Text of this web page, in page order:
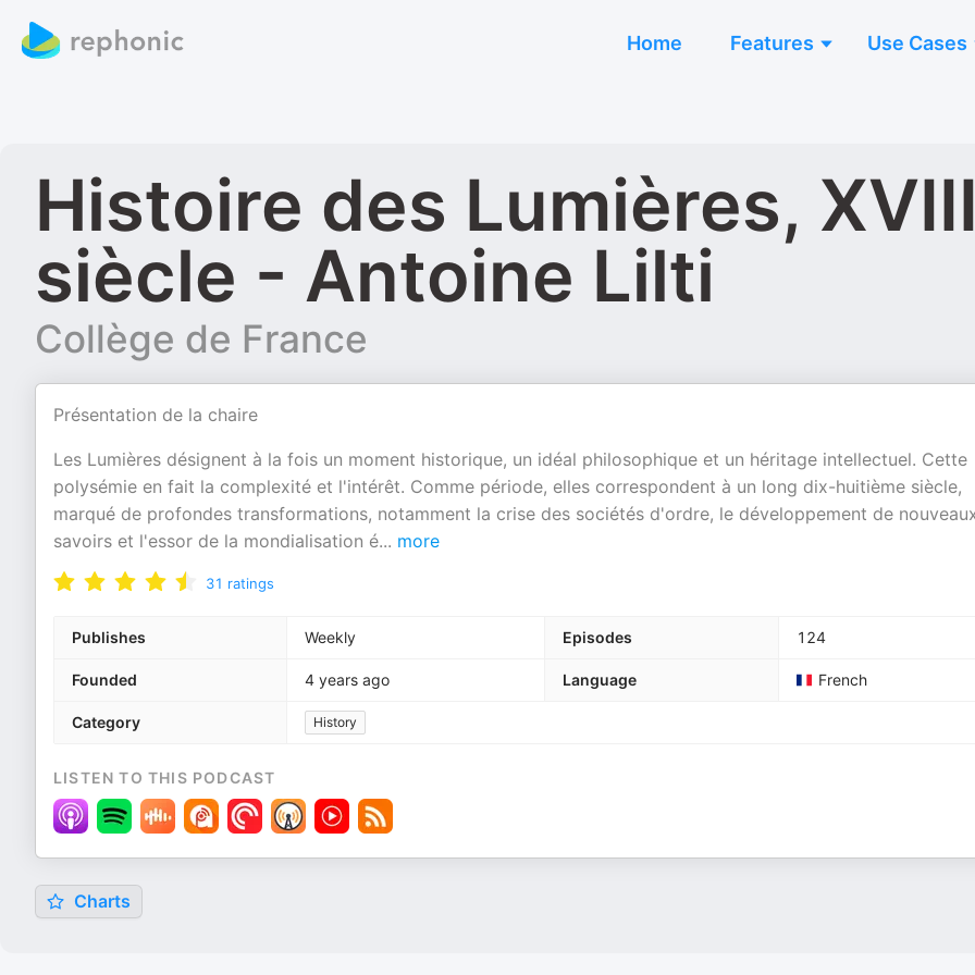
Home Features Use Cases
Histoire des Lumières,
siècle - Antoine Lilti
Collège de France
Présentation de la chaire
Les Lumières désignent à la fois un moment historique, un idéal philosophique et un héritage intellectuel. Cette
polysémie en fait la complexité et l'intérêt. Comme période, elles correspondent à un long dix-huitième siècle,
marqué de profondes transformations, notamment la crise des sociétés d'ordre, le développement de
savoirs et l'essor de la mondialisation é... more
31 ratings
Publishes Weekly Episodes 124
Founded 4 years ago Language French
Category History
LISTEN TO THIS PODCAST
Charts